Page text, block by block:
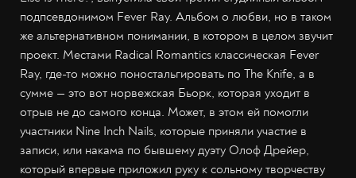
подпсевдонимом Fever Ray. Альбом о любви, но в таком
же альтернативном понимании, в котором в целом звучит
проект. Местами Radical Romantics классическая Fever
Ray, где-то можно поностальгировать по The Knife, а в
сумме — это вот норвежская Бьорк, которая уходит в
отрыв не до самого конца. Может, в этом ей помогли
участники Nine Inch Nails, которые приняли участие в
записи, или накама по бывшему дуэту Олоф Дрейер,
который впервые приложил руку к сольному творчеству